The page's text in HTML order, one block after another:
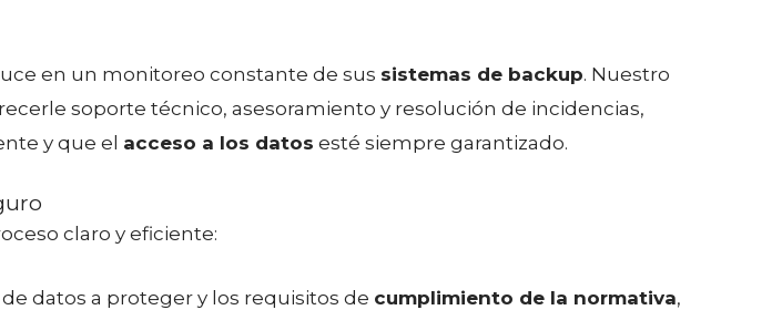
en un monitoreo constante de sus sistemas de backup. Nuestro
soporte técnico, asesoramiento y resolución de incidencias,
y que el acceso a los datos esté siempre garantizado.
claro y eficiente:
datos a proteger y los requisitos de cumplimiento de la normativa,